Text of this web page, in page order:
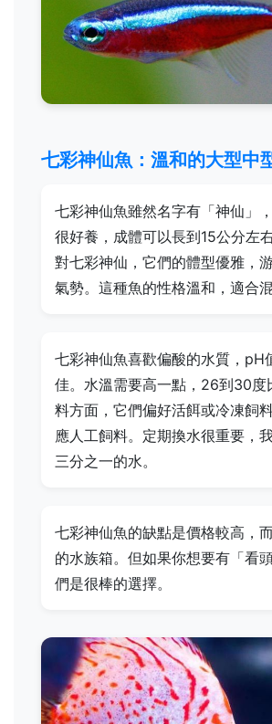
七彩神仙魚：溫和的大型中
七彩神仙魚雖然名字有「神仙」
很好養，成體可以長到15公分左
對七彩神仙，它們的體型優雅，
氣勢。這種魚的性格溫和，適合混
七彩神仙魚喜歡偏酸的水質，pH
佳。水溫需要高一點，26到30度
料方面，它們偏好活餌或冷凍飼
應人工飼料。定期換水很重要，
三分之一的水。
七彩神仙魚的缺點是價格較高，
的水族箱。但如果你想要有「看
們是很棒的選擇。